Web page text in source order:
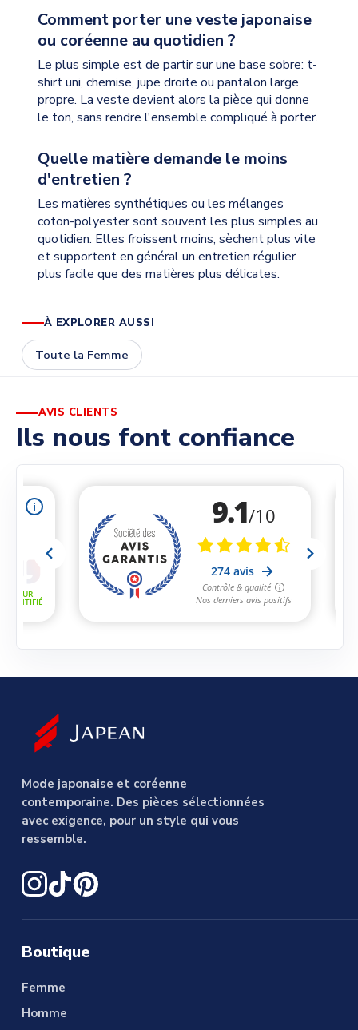
Comment porter une veste japonaise
ou coréenne au quotidien ?
Le plus simple est de partir sur une base sobre: t-
shirt uni, chemise, jupe droite ou pantalon large
propre. La veste devient alors la pièce qui donne
le ton, sans rendre l'ensemble compliqué à porter.
Quelle matière demande le moins
d'entretien ?
Les matières synthétiques ou les mélanges
coton-polyester sont souvent les plus simples au
quotidien. Elles froissent moins, sèchent plus vite
et supportent en général un entretien régulier
plus facile que des matières plus délicates.
À EXPLORER AUSSI
Toute la Femme
AVIS CLIENTS
Ils nous font confiance
Mode japonaise et coréenne
contemporaine. Des pièces sélectionnées
avec exigence, pour un style qui vous
ressemble.
Boutique
Femme
Homme